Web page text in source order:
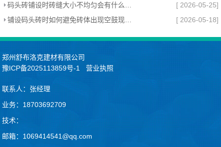
[ 2026-05-25]
[ 2026-05-18]
郑州舒布洛克建材有限公司
豫ICP备2025113859号-1
营业执照
联系人：张经理
业务：18703692709
技术：
邮箱：1069414541@qq.com